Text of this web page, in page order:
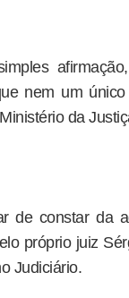
nem um
da
de constar da
próprio juiz
Judiciário.